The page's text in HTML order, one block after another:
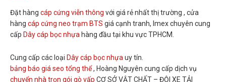
Đặt hàng cáp cứng viễn thông với giá rẻ nhất thị trường , cửa
hàng cáp cứng neo trạm BTS giá cạnh tranh, Imex chuyên cung
cấp Dây cáp bọc nhựa hàng đầu tại khu vực TPHCM.
Cung cấp các loại Dây cáp bọc nhựa uy tín.
bảng báo giá seo tổng thể, Hoàng Nguyên cung cấp dịch vụ
chuyển nhà trọn gói gò vấp CƠ SỞ VẬT CHẤT – ĐỘI XE TẢI